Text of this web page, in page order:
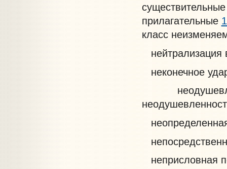
прилагательные
класс
нейтрализация
неконечное
неприсловная